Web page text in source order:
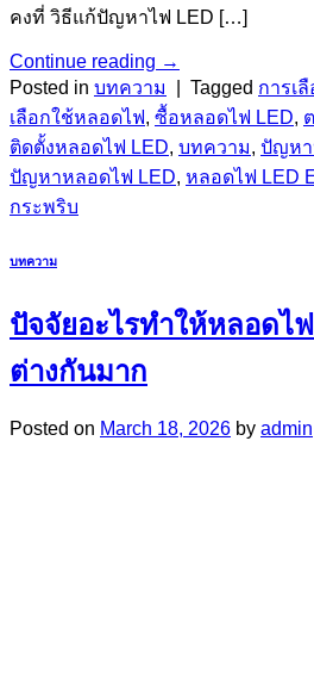
คงที่ วิธีแก้ปัญหาไฟ LED […]
Continue reading →
Posted in บทความ Tagged การเ
เลือกใช้หลอดไฟ, ซื้อหลอดไฟ LED,
ติดตั้งหลอดไฟ LED, บทความ, ปัญหา
ปัญหาหลอดไฟ LED, หลอดไฟ LED
กระพริบ
บทความ
ปัจจัยอะไรทำให้หลอดไ
ต่างกันมาก
Posted on March 18, 2026 by admin